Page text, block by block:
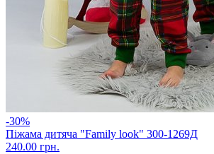
-30%
Піжама дитяча "Family look" 300-1269Д
240.00 грн.